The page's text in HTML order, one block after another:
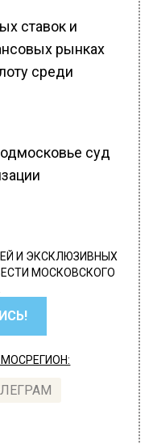
ставок и
рынках
среди
суд
И ЭКСКЛЮЗИВНЫХ
МОСКОВСКОГО